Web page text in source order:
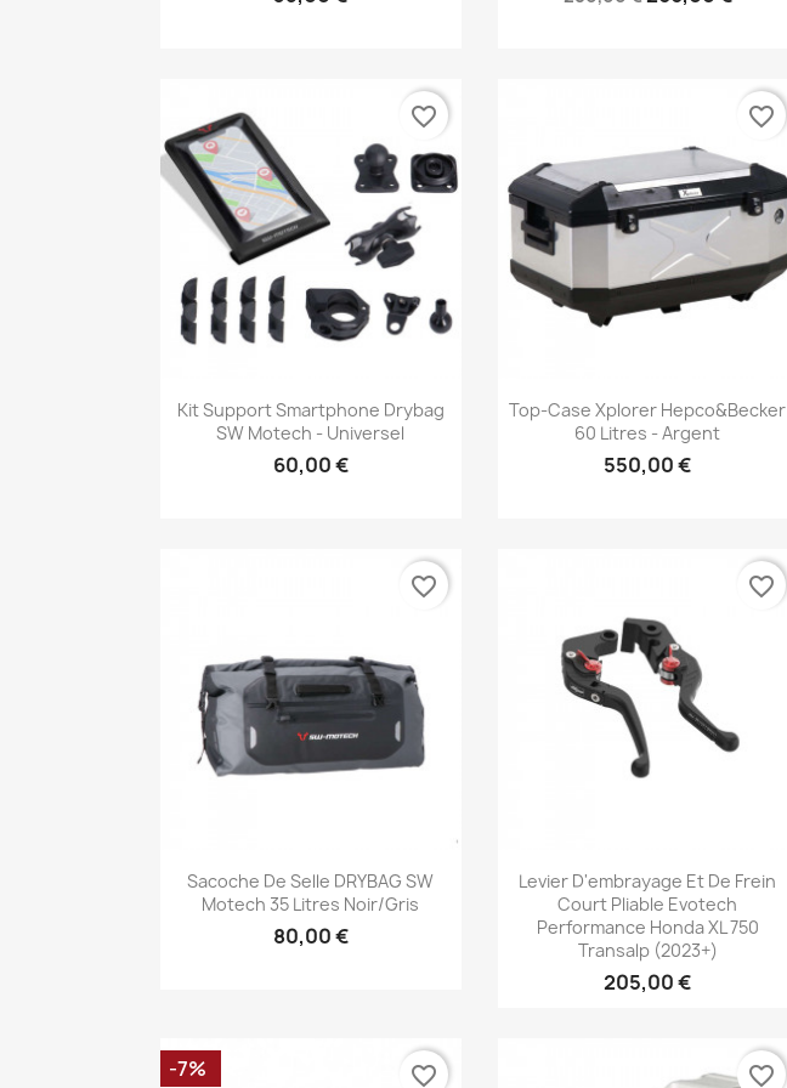
Aperçu rapide
Kit Support Smartphone Drybag
SW Motech - Universel
60,00 €
favorite_border
Aperçu rapide
Top-Case Xplorer Hepco&Becker
60 Litres - Argent
550,00 €
favorite_border
Aperçu rapide
Sacoche De Selle DRYBAG SW
Motech 35 Litres Noir/gris
80,00 €
favorite_border
Aperçu rapide
Levier D'embrayage Et De Frein
Court Pliable Evotech
Performance Honda XL 750
Transalp (2023+)
205,00 €
favorite_border
-7% favorite_border favorite_border